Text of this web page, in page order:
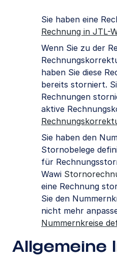
Sie haben eine
Rechnung in JTL-
Wenn Sie zu der
haben Sie diese
bereits storniert.
Rechnungen
aktive
Sie haben den
Stornobelege
für
Wawi
eine Rechnung
Sie den
nicht mehr
Nummernkreise
Allgemeine